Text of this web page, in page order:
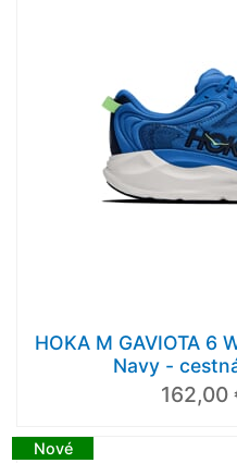
HOKA M GAVIOTA 6
Navy -
162,00
Nové